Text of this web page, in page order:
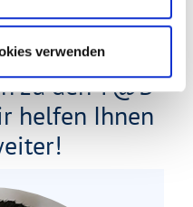
verwenden
zu den T@B
helfen Ihnen